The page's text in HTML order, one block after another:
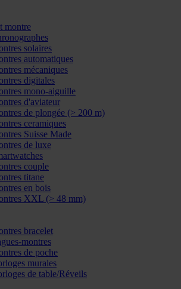
montre
solaires
automatiques
mécaniques
digitales
mono-aiguille
d'aviateur
de plongée (> 200 m)
ceramiques
Suisse Made
de luxe
couple
titane
en bois
XXL (> 48 mm)
bracelet
montres
de poche
murales
de table/Réveils